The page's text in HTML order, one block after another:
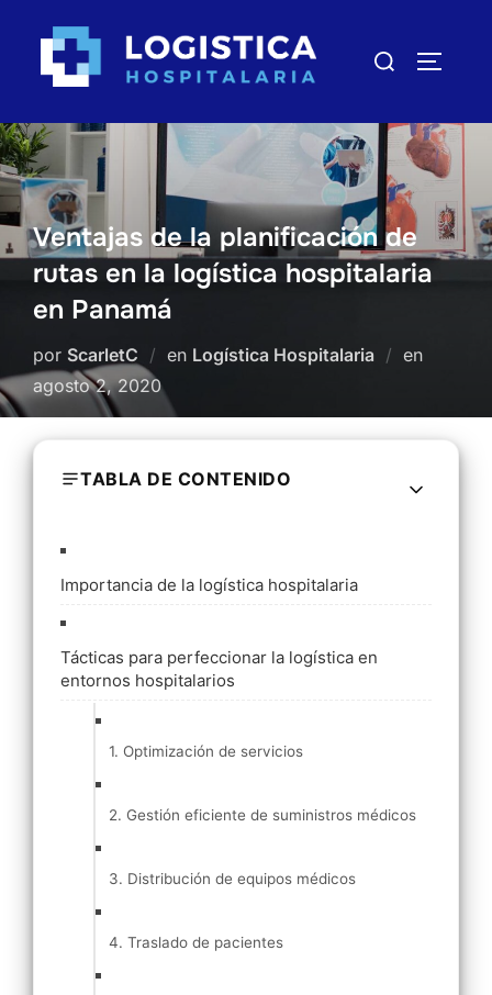
contenido
Buscar:
Ventajas de la planificación de
rutas en la logística hospitalaria
en Panamá
por ScarletC en Logística Hospitalaria en
agosto 2, 2020
TABLA DE CONTENIDO
Importancia de la logística hospitalaria
Tácticas para perfeccionar la logística en
entornos hospitalarios
1. Optimización de servicios
2. Gestión eficiente de suministros médicos
3. Distribución de equipos médicos
4. Traslado de pacientes